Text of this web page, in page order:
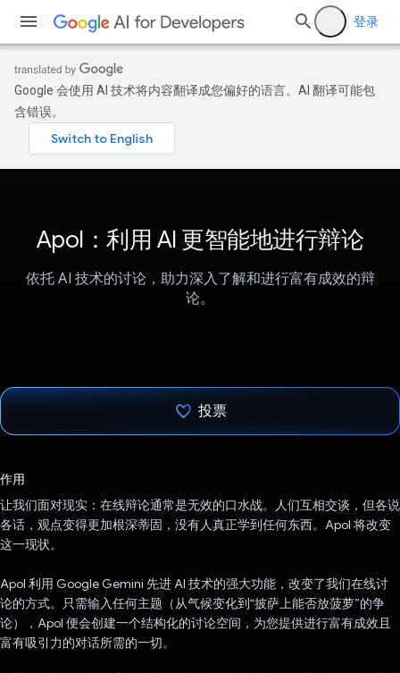
登录
Google 会使用 AI 技术将内容翻译成您偏好的语言。AI 翻译可能包
含错误。
Apol：利用 AI 更智能地进行辩论
依托 AI 技术的讨论，助力深入了解和进行富有成效的辩
论。
投票
作用
让我们面对现实：在线辩论通常是无效的口水战。人们互相交谈，但各说
各话，观点变得更加根深蒂固，没有人真正学到任何东西。Apol 将改变
这一现状。
Apol 利用 Google Gemini 先进 AI 技术的强大功能，改变了我们在线讨
论的方式。只需输入任何主题（从气候变化到“披萨上能否放菠萝”的争
论），Apol 便会创建一个结构化的讨论空间，为您提供进行富有成效且
富有吸引力的对话所需的一切。